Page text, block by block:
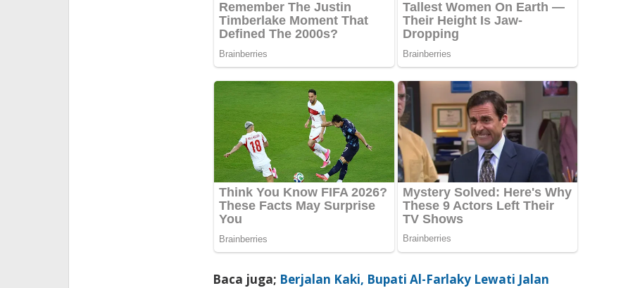
Baca juga; Berjalan Kaki, Bupati Al-Farlaky Lewati Jalan